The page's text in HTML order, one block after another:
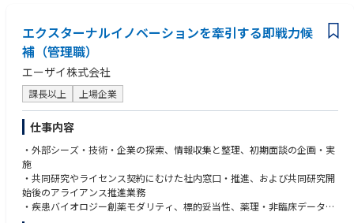
エクスターナルイノベーションを牽引する即戦力候
補（管理職）
エーザイ株式会社
課長以上 上場企業
仕事内容
・外部シーズ・技術・企業の探索、情報収集と整理、初期面談の企画・実
施
・共同研究やライセンス契約にむけた社内窓口・推進、および共同研究開
始後のアライアンス推進業務
・疾患バイオロジー創薬モダリティ、標的妥当性、薬理・非臨床データ等